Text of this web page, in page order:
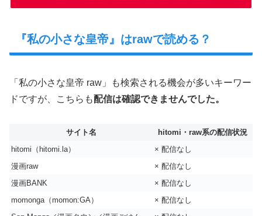
『私の小さな皇帝』はrawで読める？
「私の小さな皇帝 raw」も検索される機会が多いキーワー
ドですが、こちらも配信は確認できませんでした。
サイト名
hitomi・raw系の配信状況
hitomi（hitomi.la）
× 配信なし
漫画raw
× 配信なし
漫画BANK
× 配信なし
momonga（momon:GA）
× 配信なし